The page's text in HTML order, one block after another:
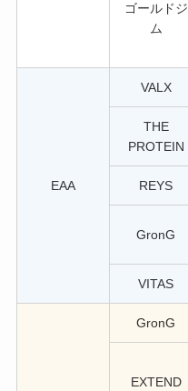
ゴールドジ
ム
EAA
VALX
THE
PROTEIN
REYS
GronG
VITAS
GronG
EXTEND